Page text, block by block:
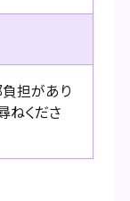
担があり
ねくださ